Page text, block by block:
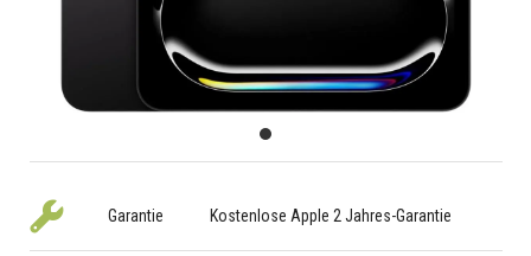
Garantie Kostenlose Apple 2 Jahres-Garantie